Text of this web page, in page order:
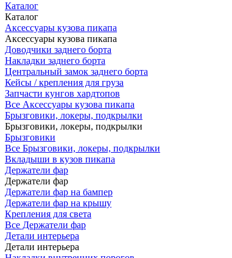
Каталог
Каталог
Аксессуары кузова пикапа
Аксессуары кузова пикапа
Доводчики заднего борта
Накладки заднего борта
Центральный замок заднего борта
Кейсы / крепления для груза
Запчасти кунгов хардтопов
Все Аксессуары кузова пикапа
Брызговики, локеры, подкрылки
Брызговики, локеры, подкрылки
Брызговики
Все Брызговики, локеры, подкрылки
Вкладыши в кузов пикапа
Держатели фар
Держатели фар
Держатели фар на бампер
Держатели фар на крышу
Крепления для света
Все Держатели фар
Детали интерьера
Детали интерьера